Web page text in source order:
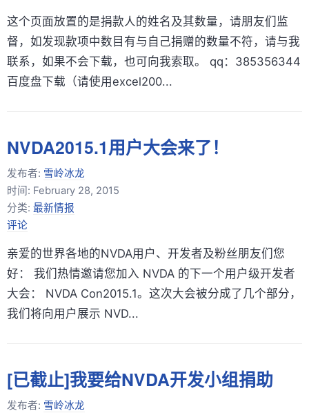
这个页面放置的是捐款人的姓名及其数量，请朋友们监
督，如发现款项中数目有与自己捐赠的数量不符，请与我
联系，如果不会下载，也可向我索取。 qq：385356344
百度盘下载（请使用excel200...
NVDA2015.1用户大会来了！
发布者: 雪岭冰龙
时间: February 28, 2015
分类: 最新情报
评论
亲爱的世界各地的NVDA用户、开发者及粉丝朋友们您
好： 我们热情邀请您加入 NVDA 的下一个用户级开发者
大会： NVDA Con2015.1。这次大会被分成了几个部分，
我们将向用户展示 NVD...
[已截止]我要给NVDA开发小组捐助
发布者: 雪岭冰龙